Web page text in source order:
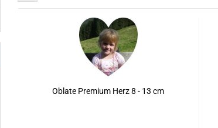
Oblate Premium Herz 8 - 13 cm